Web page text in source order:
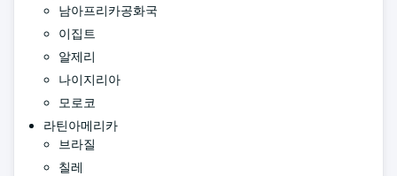
남아프리카공화국
이집트
알제리
나이지리아
모로코
라틴아메리카
브라질
칠레